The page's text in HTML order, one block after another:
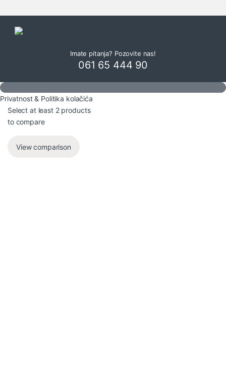
Imate pitanja? Pozovite nas!
061 65 444 90
Privatnost & Politika kolačića
Select at least 2 products
to compare
View comparison